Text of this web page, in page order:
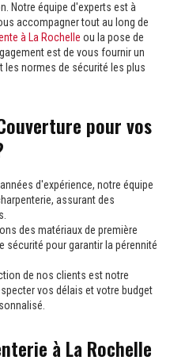
Notre équipe d'experts est à
accompagner tout au long de
à La Rochelle ou la pose de
est de vous fournir un
les normes de sécurité les plus
pour vos
d'expérience, notre équipe
assurant des
des matériaux de première
sécurité pour garantir la pérennité
de nos clients est notre
vos délais et votre budget
à La Rochelle